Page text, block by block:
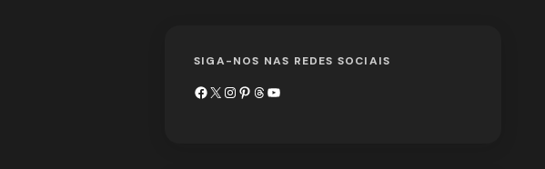
SIGA-NOS NAS REDES SOCIAIS